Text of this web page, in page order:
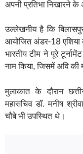
अपनी प्रतिभा निखारने के
उल्लेखनीय है कि
आयोजित अंडर-18 एशिया
भारतीय टीम ने पूरे
नाम किया, जिसमें अवि की
मुलाकात के दौरान
महासचिव डॉ. मनीष
चौबे भी उपस्थित थे।